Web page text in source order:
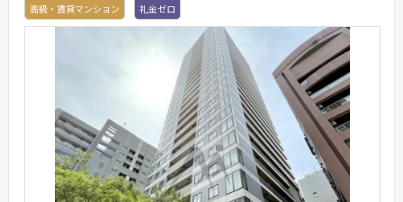
高級・賃貸マンション 礼金ゼロ